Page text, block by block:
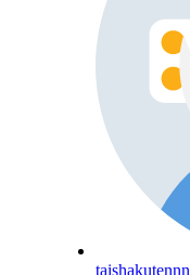
taishakutennn